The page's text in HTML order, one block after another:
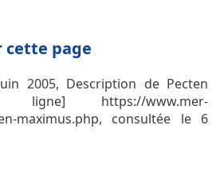
cette page
2005, Description de Pecten
ligne] https://www.mer-
maximus.php, consultée le 6